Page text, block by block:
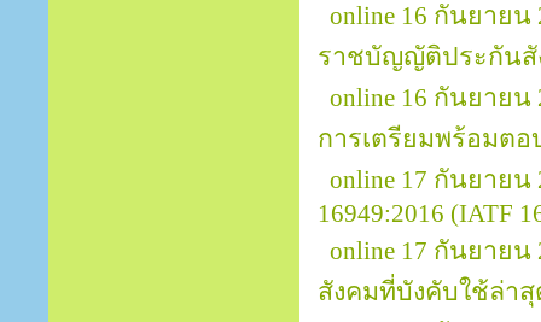
online 16 กันยาย
ราชบัญญัติประกันสั
online 16 กันยาย
การเตรียมพร้อมต
online 17 กันยาย
16949:2016 (IATF
online 17 กันยาย
สังคมที่บังคับใช้ล่าสุ